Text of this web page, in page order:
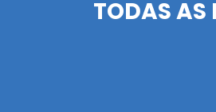
TODAS AS